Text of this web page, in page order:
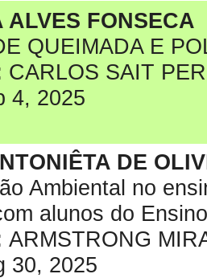
ALVES FONSECA
QUEIMADA E
CARLOS SAIT
4, 2025
DE
Ambiental no
alunos do
ARMSTRONG
30, 2025